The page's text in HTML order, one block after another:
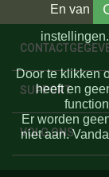
SUPPORT
VOLG ONS
En van
instellingen.
Door te klikken
heeft en
Er worden
niet aan.